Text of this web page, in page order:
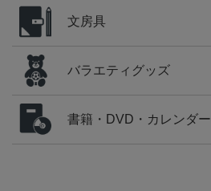
文房具
バラエティグッズ
書籍・DVD・カレンダー